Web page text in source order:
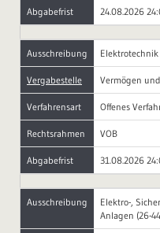
Abgabefrist 24.08.2026
Ausschreibung Elektrotechnik
Vergabestelle Vermögen
Verfahrensart Offenes
Rechtsrahmen VOB
Abgabefrist 31.08.2026
Ausschreibung
Elektro-,
Anlagen (26-